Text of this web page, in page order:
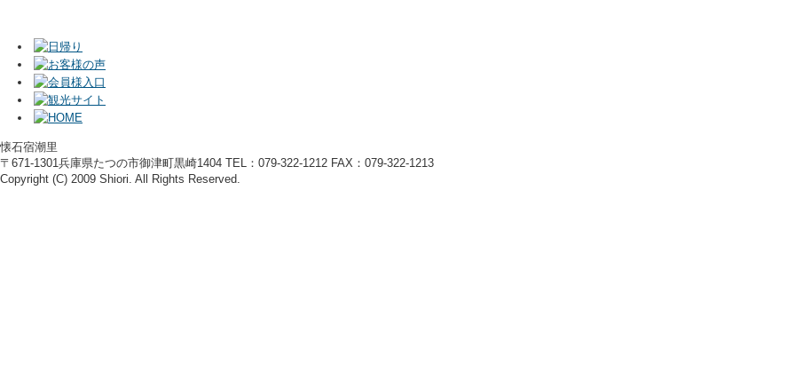
懐石宿潮里
〒671-1301兵庫県たつの市御津町黒崎1404 TEL：079-322-1212 FAX：079-322-1213
Copyright (C) 2009 Shiori. All Rights Reserved.